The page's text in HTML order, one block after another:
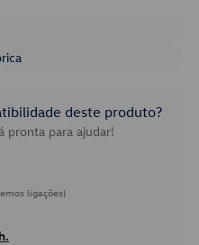
deste produto?
pronta para ajudar!
ligações)